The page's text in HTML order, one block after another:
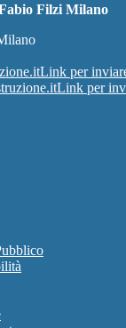
Filzi Milano
Link per
Link per